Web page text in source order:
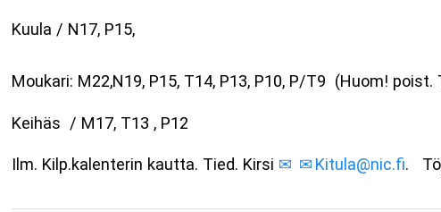
Kuula /
Moukari: M22,N19, P15, T14, P13, P10, P/T9 (Huom! poist.
Keihäs / M17, T13 , P12
Ilm. Kilp.kalenterin kautta. Tied. Kirsi Kitula@nic.fi.